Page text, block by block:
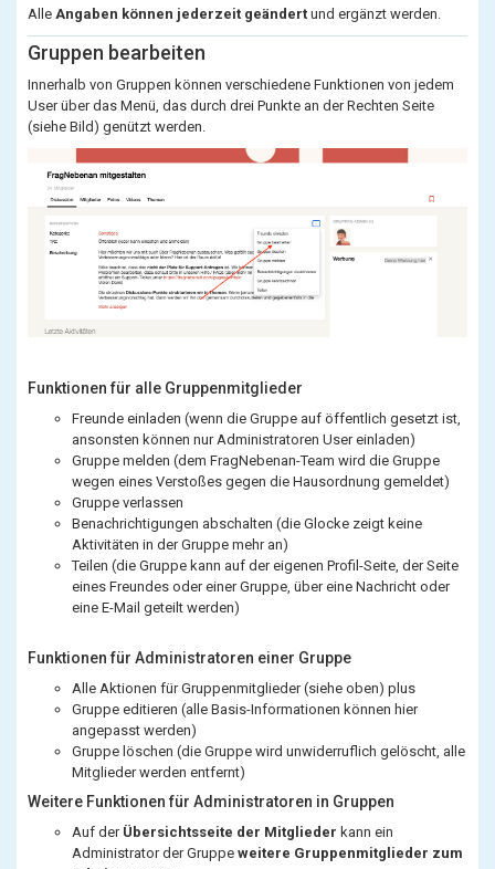
Alle Angaben können jederzeit geändert und ergänzt werden.
Gruppen bearbeiten
Innerhalb von Gruppen können verschiedene Funktionen von jedem
User über das Menü, das durch drei Punkte an der Rechten Seite
(siehe Bild) genützt werden.
Funktionen für alle Gruppenmitglieder
Freunde einladen (wenn die Gruppe auf öffentlich gesetzt ist,
ansonsten können nur Administratoren User einladen)
Gruppe melden (dem FragNebenan-Team wird die Gruppe
wegen eines Verstoßes gegen die Hausordnung gemeldet)
Gruppe verlassen
Benachrichtigungen abschalten (die Glocke zeigt keine
Aktivitäten in der Gruppe mehr an)
Teilen (die Gruppe kann auf der eigenen Profil-Seite, der Seite
eines Freundes oder einer Gruppe, über eine Nachricht oder
eine E-Mail geteilt werden)
Funktionen für Administratoren einer Gruppe
Alle Aktionen für Gruppenmitglieder (siehe oben) plus
Gruppe editieren (alle Basis-Informationen können hier
angepasst werden)
Gruppe löschen (die Gruppe wird unwiderruflich gelöscht, alle
Mitglieder werden entfernt)
Weitere Funktionen für Administratoren in Gruppen
Auf der Übersichtsseite der Mitglieder kann ein
Administrator der Gruppe weitere Gruppenmitglieder zum